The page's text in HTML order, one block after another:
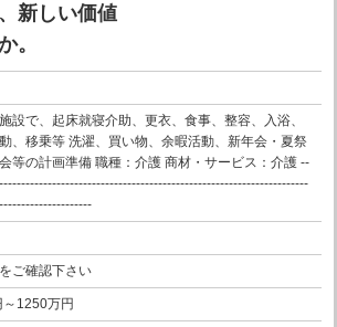
新しい価値
。
設で、起床就寝介助、更衣、食事、整容、入浴、
、移乗等 洗濯、買い物、余暇活動、新年会・夏祭
等の計画準備 職種：介護 商材・サービス：介護 --
ご確認下さい
1250万円